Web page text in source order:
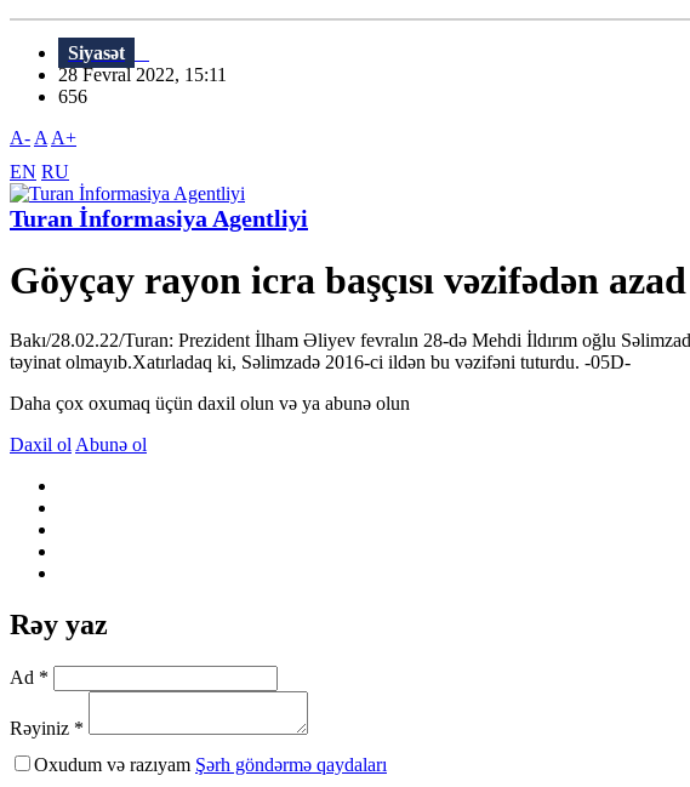
Siyasət
28 Fevral 2022, 15:11
656
A- A A+
EN RU
Turan İnformasiya Agentliyi
Göyçay rayon icra başçısı vəzifədən
Bakı/28.02.22/Turan: Prezident İlham Əliyev fevralın 28-də Mehdi İldırım oğlu
təyinat olmayıb.Xatırladaq ki, Səlimzadə 2016-ci ildən bu vəzifəni tuturdu. -05D-
Daha çox oxumaq üçün daxil olun və ya abunə olun
Daxil ol Abunə ol
Rəy yaz
Ad *
Rəyiniz *
Oxudum və razıyam Şərh göndərmə qaydaları